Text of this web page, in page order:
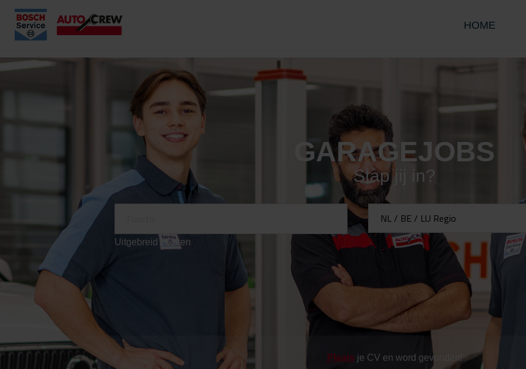
HOME
GARAGEJOBS
Stap jij in?
Uitgebreid zoeken
Plaats je CV en word gevonden!